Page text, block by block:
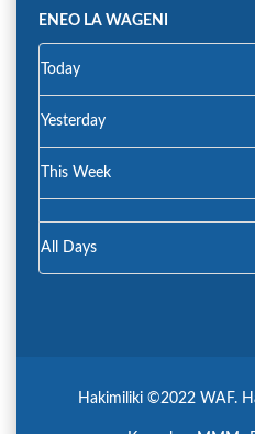
ENEO LA WAGENI
Today
Yesterday
This Week
All Days
Hakimiliki ©2022 WAF.